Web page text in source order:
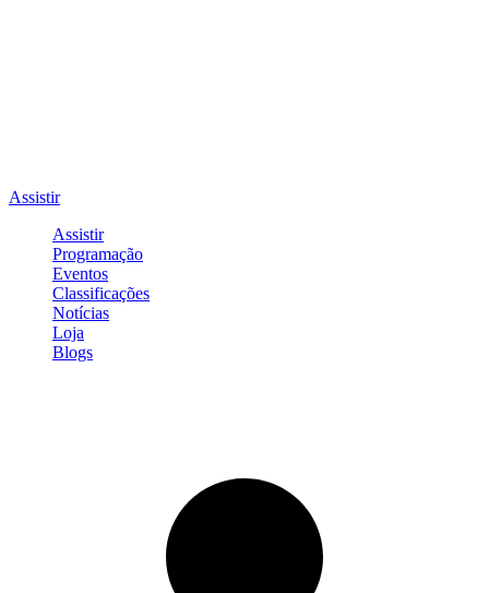
Assistir
Assistir
Programação
Eventos
Classificações
Notícias
Loja
Blogs